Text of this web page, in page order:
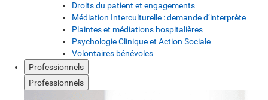
Droits du patient et engagements
Médiation Interculturelle : demande d’interprète
Plaintes et médiations hospitalières
Psychologie Clinique et Action Sociale
Volontaires bénévoles
Professionnels
Professionnels